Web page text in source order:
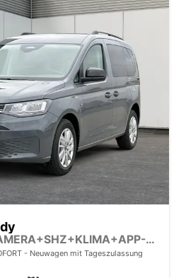
LIFE AHK+ACC+KAMERA+SHZ+KLIMA+APP-CONNECT
Neuwagen mit Tageszulassung